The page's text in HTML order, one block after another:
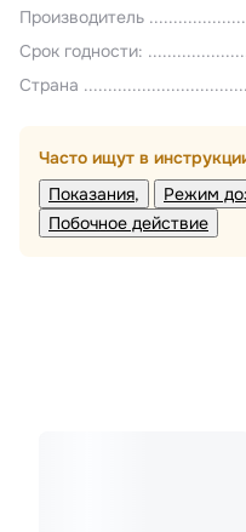
Производитель
Срок годности:
Страна
Часто ищут в
Показания
Режим
Побочное действие